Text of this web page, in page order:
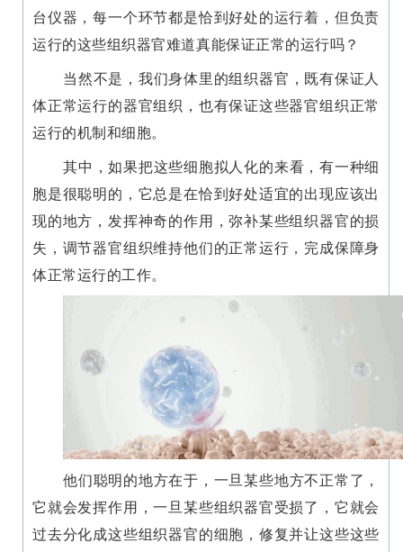
台仪器，每一个环节都是恰到好处的运行着，但负责
运行的这些组织器官难道真能保证正常的运行吗？
当然不是，我们身体里的组织器官，既有保证人
体正常运行的器官组织，也有保证这些器官组织正常
运行的机制和细胞。
其中，如果把这些细胞拟人化的来看，有一种细
胞是很聪明的，它总是在恰到好处适宜的出现应该出
现的地方，发挥神奇的作用，弥补某些组织器官的损
失，调节器官组织维持他们的正常运行，完成保障身
体正常运行的工作。
他们聪明的地方在于，一旦某些地方不正常了，
它就会发挥作用，一旦某些组织器官受损了，它就会
过去分化成这些组织器官的细胞，修复并让这些这些